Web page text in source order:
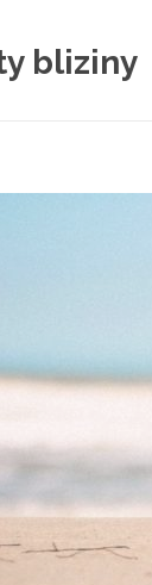
bliziny